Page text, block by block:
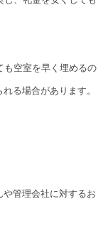
も空室を早く埋めるの
る場合があります。
管理会社に対するお